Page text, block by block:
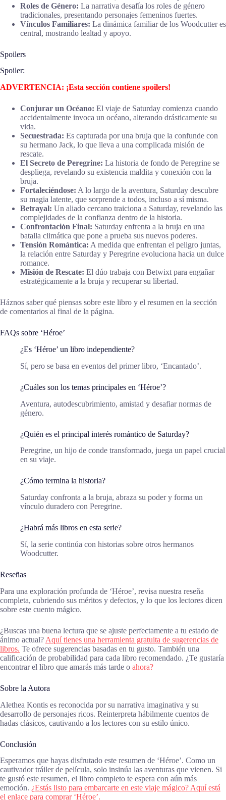
Roles de Género: La narrativa desafía los roles de género
tradicionales, presentando personajes femeninos fuertes.
Vínculos Familiares: La dinámica familiar de los Woodcutter es
central, mostrando lealtad y apoyo.
Spoilers
Spoiler:
ADVERTENCIA: ¡Esta sección contiene spoilers!
Conjurar un Océano: El viaje de Saturday comienza cuando
accidentalmente invoca un océano, alterando drásticamente su
vida.
Secuestrada: Es capturada por una bruja que la confunde con
su hermano Jack, lo que lleva a una complicada misión de
rescate.
El Secreto de Peregrine: La historia de fondo de Peregrine se
despliega, revelando su existencia maldita y conexión con la
bruja.
Fortaleciéndose: A lo largo de la aventura, Saturday descubre
su magia latente, que sorprende a todos, incluso a sí misma.
Betrayal: Un aliado cercano traiciona a Saturday, revelando las
complejidades de la confianza dentro de la historia.
Confrontación Final: Saturday enfrenta a la bruja en una
batalla climática que pone a prueba sus nuevos poderes.
Tensión Romántica: A medida que enfrentan el peligro juntas,
la relación entre Saturday y Peregrine evoluciona hacia un dulce
romance.
Misión de Rescate: El dúo trabaja con Betwixt para engañar
estratégicamente a la bruja y recuperar su libertad.
Háznos saber qué piensas sobre este libro y el resumen en la sección
de comentarios al final de la página.
FAQs sobre ‘Héroe’
¿Es ‘Héroe’ un libro independiente?
Sí, pero se basa en eventos del primer libro, ‘Encantado’.
¿Cuáles son los temas principales en ‘Héroe’?
Aventura, autodescubrimiento, amistad y desafiar normas de
género.
¿Quién es el principal interés romántico de Saturday?
Peregrine, un hijo de conde transformado, juega un papel crucial
en su viaje.
¿Cómo termina la historia?
Saturday confronta a la bruja, abraza su poder y forma un
vínculo duradero con Peregrine.
¿Habrá más libros en esta serie?
Sí, la serie continúa con historias sobre otros hermanos
Woodcutter.
Reseñas
Para una exploración profunda de ‘Héroe’, revisa nuestra reseña
completa, cubriendo sus méritos y defectos, y lo que los lectores dicen
sobre este cuento mágico.
¿Buscas una buena lectura que se ajuste perfectamente a tu estado de
ánimo actual? Aquí tienes una herramienta gratuita de sugerencias de
libros. Te ofrece sugerencias basadas en tu gusto. También una
calificación de probabilidad para cada libro recomendado. ¿Te gustaría
encontrar el libro que amarás más tarde o ahora?
Sobre la Autora
Alethea Kontis es reconocida por su narrativa imaginativa y su
desarrollo de personajes ricos. Reinterpreta hábilmente cuentos de
hadas clásicos, cautivando a los lectores con su estilo único.
Conclusión
Esperamos que hayas disfrutado este resumen de ‘Héroe’. Como un
cautivador tráiler de película, solo insinúa las aventuras que vienen. Si
te gustó este resumen, el libro completo te espera con aún más
emoción. ¿Estás listo para embarcarte en este viaje mágico? Aquí está
el enlace para comprar ‘Héroe’.